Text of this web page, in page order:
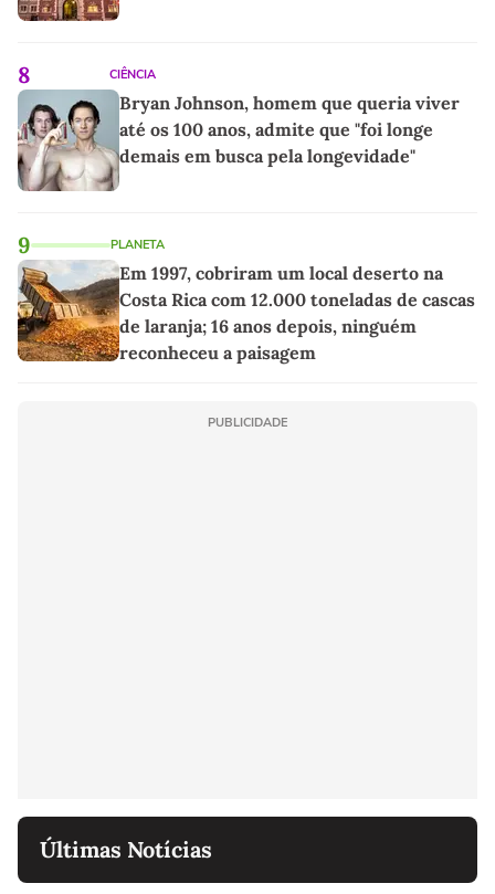
8 CIÊNCIA
Bryan Johnson, homem que queria viver
até os 100 anos, admite que "foi longe
demais em busca pela longevidade"
9 PLANETA
Em 1997, cobriram um local deserto na
Costa Rica com 12.000 toneladas de cascas
de laranja; 16 anos depois, ninguém
reconheceu a paisagem
PUBLICIDADE
Últimas Notícias